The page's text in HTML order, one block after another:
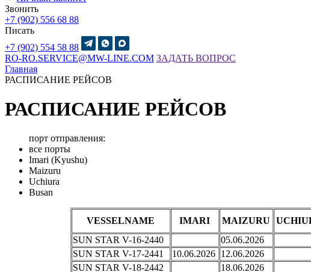
Звонить
+7 (902) 556 68 88
Писать
+7 (902) 554 58 88
RO-RO.SERVICE@MW-LINE.COM ЗАДАТЬ ВОПРОС
Главная
РАСПИСАНИЕ РЕЙСОВ
РАСПИСАНИЕ РЕЙСОВ
порт отправления:
все порты
Imari (Kyushu)
Maizuru
Uchiura
Busan
VESSELNAME IMARI MAIZURU
SUN STAR V-16-2440
05.06.2026
SUN STAR V-17-2441
10.06.2026 12.06.2026
SUN STAR V-18-2442
18.06.2026